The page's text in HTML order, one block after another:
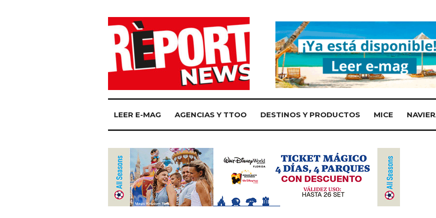
LEER E-MAG AGENCIAS Y TTOO DESTINOS Y PRODUCTOS MICE